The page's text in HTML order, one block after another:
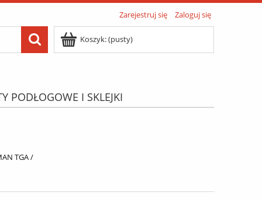
Zarejestruj się Zaloguj się
Koszyk:(pusty)
PODŁOGOWE I SKLEJKI
TGA /